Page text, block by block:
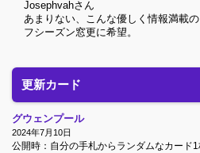
あまりない、こんな優しく情報満載
フシーズン窓更に希望。
Josephvah
更新カード
グウェンプール
2024年7月10日
公開時：自分の手札からランダムなカード